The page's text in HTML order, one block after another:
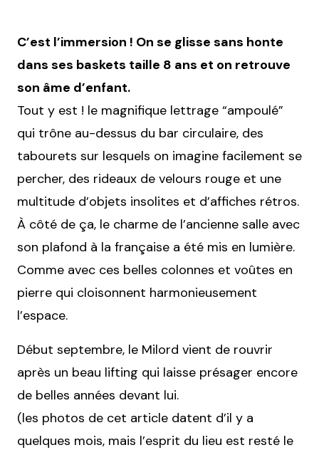
C’est l’immersion ! On se glisse sans honte
dans ses baskets taille 8 ans et on retrouve
son âme d’enfant.
Tout y est ! le magnifique lettrage “ampoulé”
qui trône au-dessus du bar circulaire, des
tabourets sur lesquels on imagine facilement se
percher, des rideaux de velours rouge et une
multitude d’objets insolites et d’affiches rétros.
À côté de ça, le charme de l’ancienne salle avec
son plafond à la française a été mis en lumière.
Comme avec ces belles colonnes et voûtes en
pierre qui cloisonnent harmonieusement
l’espace.
Début septembre, le Milord vient de rouvrir
après un beau lifting qui laisse présager encore
de belles années devant lui.
(les photos de cet article datent d’il y a
quelques mois, mais l’esprit du lieu est resté le